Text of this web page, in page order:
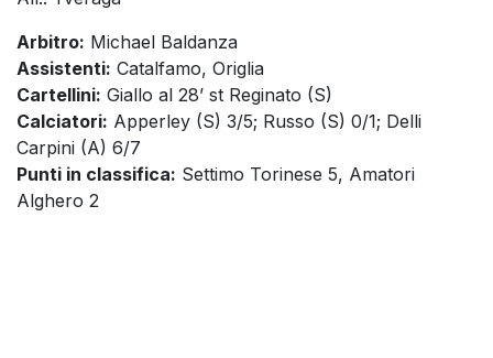
Arbitro: Michael Baldanza
Assistenti: Catalfamo, Origlia
Cartellini: Giallo al 28’ st Reginato (S)
Calciatori: Apperley (S) 3/5; Russo (S) 0/1; Delli
Carpini (A) 6/7
Punti in classifica: Settimo Torinese 5, Amatori
Alghero 2